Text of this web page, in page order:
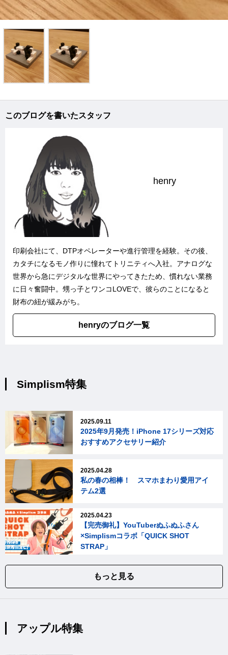
このブログを書いたスタッフ
henry
印刷会社にて、DTPオペレーターや進行管理を経験。その後、
カタチになるモノ作りに憧れてトリニティへ入社。アナログな
世界から急にデジタルな世界にやってきたため、慣れない業務
に日々奮闘中。甥っ子とワンコLOVEで、彼らのことになると
財布の紐が緩みがち。
henryのブログ一覧
Simplism特集
2025.09.11
2025年9月発売！iPhone 17シリーズ対応
おすすめアクセサリー紹介
2025.04.28
私の春の相棒！ スマホまわり愛用アイ
テム2選
2025.04.23
【完売御礼】YouTuberぬふぬふさん
×Simplismコラボ「QUICK SHOT
STRAP」
もっと見る
アップル特集